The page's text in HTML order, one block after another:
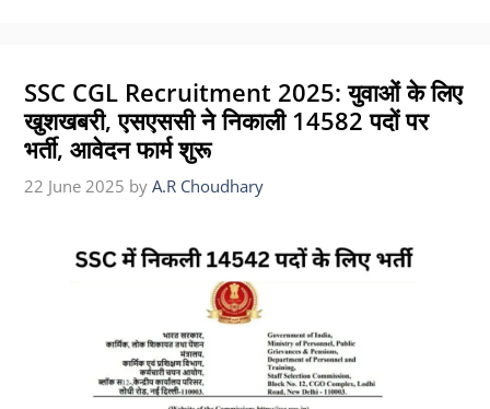
SSC CGL Recruitment 2025: युवाओं के लिए
खुशखबरी, एसएससी ने निकाली 14582 पदों पर
भर्ती, आवेदन फार्म शुरू
22 June 2025 by A.R Choudhary